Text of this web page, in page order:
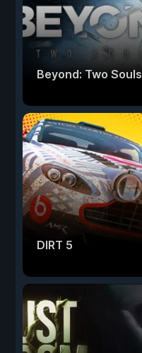
Beyond: Two Souls
DIRT 5